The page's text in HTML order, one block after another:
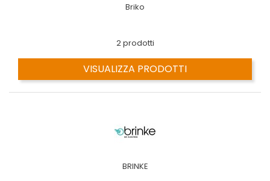
Briko
2 prodotti
VISUALIZZA PRODOTTI
BRINKE